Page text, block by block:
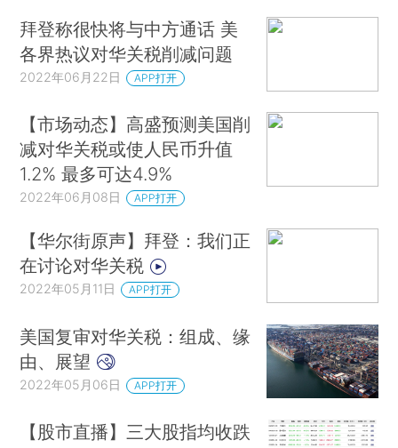
拜登称很快将与中方通话 美
各界热议对华关税削减问题
2022年06月22日 APP打开
【市场动态】高盛预测美国削
减对华关税或使人民币升值
1.2% 最多可达4.9%
2022年06月08日 APP打开
【华尔街原声】拜登：我们正
在讨论对华关税
2022年05月11日 APP打开
美国复审对华关税：组成、缘
由、展望
2022年05月06日 APP打开
【股市直播】三大股指均收跌